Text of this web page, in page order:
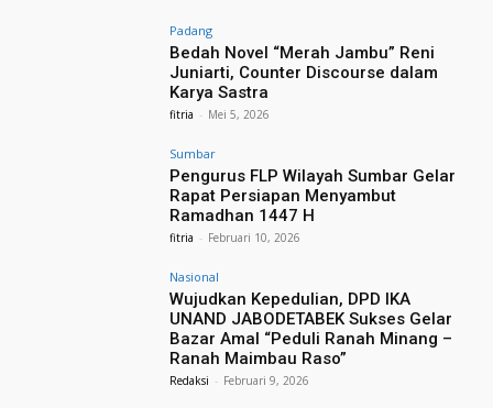
Padang
Bedah Novel “Merah Jambu” Reni
Juniarti, Counter Discourse dalam
Karya Sastra
fitria - Mei 5, 2026
Sumbar
Pengurus FLP Wilayah Sumbar Gelar
Rapat Persiapan Menyambut
Ramadhan 1447 H
fitria - Februari 10, 2026
Nasional
Wujudkan Kepedulian, DPD IKA
UNAND JABODETABEK Sukses Gelar
Bazar Amal “Peduli Ranah Minang –
Ranah Maimbau Raso”
Redaksi - Februari 9, 2026